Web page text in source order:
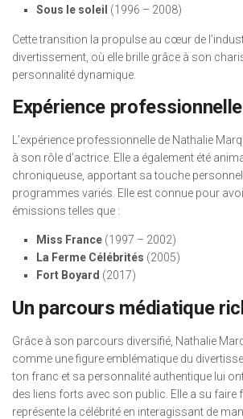
Sous le soleil (1996 – 2008)
Cette transition la propulse au cœur de
divertissement, où elle brille grâce à son
personnalité dynamique.
Expérience professionnelle
L’expérience professionnelle de Nathalie
à son rôle d’actrice. Elle a également été
chroniqueuse, apportant sa touche
programmes variés. Elle est connue pour
émissions telles que :
Miss France (1997 – 2002)
La Ferme Célébrités (2005)
Fort Boyard (2017)
Un parcours médiatique
Grâce à son parcours diversifié, Nathalie
comme une figure emblématique du
ton franc et sa personnalité authentique lui
des liens forts avec son public. Elle a su faire
représente la célébrité en interagissant de